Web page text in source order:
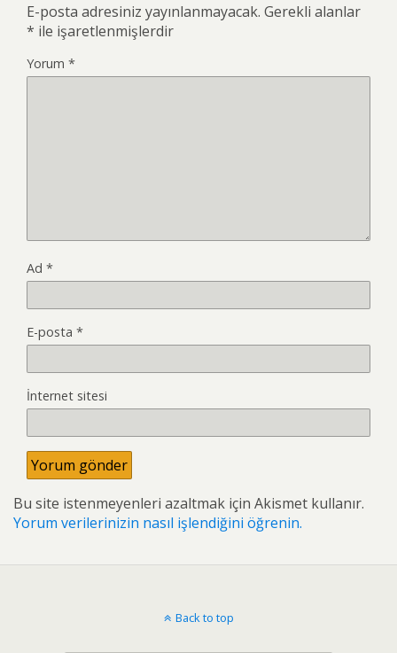
E-posta adresiniz yayınlanmayacak. Gerekli alanlar
* ile işaretlenmişlerdir
Yorum *
Ad *
E-posta *
İnternet sitesi
Bu site istenmeyenleri azaltmak için Akismet kullanır.
Yorum verilerinizin nasıl işlendiğini öğrenin.
Back to top